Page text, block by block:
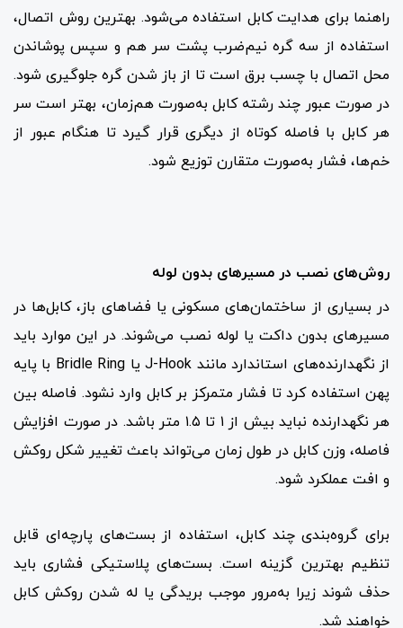
راهنما برای هدایت کابل استفاده می‌شود. بهترین روش اتصال،
استفاده از سه گره نیم‌ضرب پشت سر هم و سپس پوشاندن
محل اتصال با چسب برق است تا از باز شدن گره جلوگیری شود.
در صورت عبور چند رشته کابل به‌صورت هم‌زمان، بهتر است سر
هر کابل با فاصله کوتاه از دیگری قرار گیرد تا هنگام عبور از
خم‌ها، فشار به‌صورت متقارن توزیع شود.
روش‌های نصب در مسیرهای بدون لوله
در بسیاری از ساختمان‌های مسکونی یا فضاهای باز، کابل‌ها در
مسیرهای بدون داکت یا لوله نصب می‌شوند. در این موارد باید
از نگهدارنده‌های استاندارد مانند J-Hook یا Bridle Ring با پایه
پهن استفاده کرد تا فشار متمرکز بر کابل وارد نشود. فاصله بین
هر نگهدارنده نباید بیش از ۱ تا ۱.۵ متر باشد. در صورت افزایش
فاصله، وزن کابل در طول زمان می‌تواند باعث تغییر شکل روکش
و افت عملکرد شود.
برای گروه‌بندی چند کابل، استفاده از بست‌های پارچه‌ای قابل
تنظیم بهترین گزینه است. بست‌های پلاستیکی فشاری باید
حذف شوند زیرا به‌مرور موجب بریدگی یا له شدن روکش کابل
خواهند شد.